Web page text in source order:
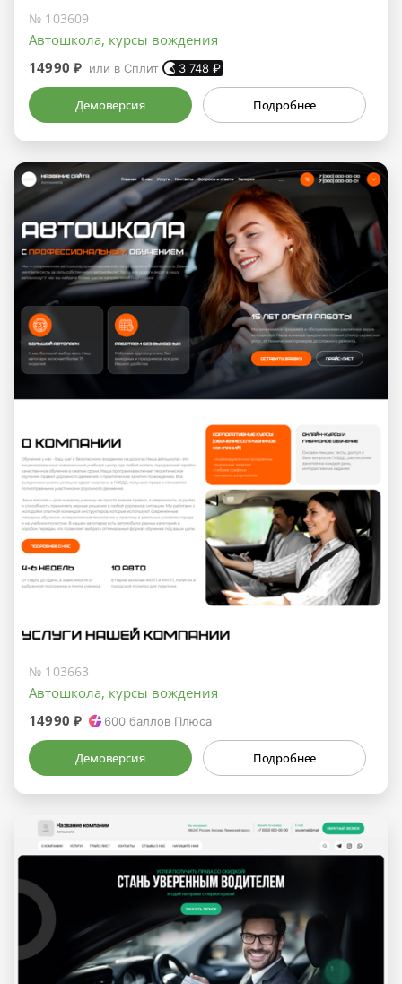
№ 103609
Автошкола, курсы вождения
14990 ₽ или в Сплит 3 748 ₽
Демоверсия Подробнее
№ 103663
Автошкола, курсы вождения
14990 ₽
600 баллов Плюса
Демоверсия Подробнее